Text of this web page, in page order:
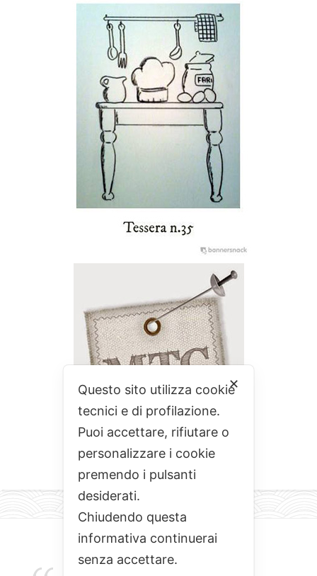
✕
Questo sito utilizza cookie
tecnici e di profilazione.
Puoi accettare, rifiutare o
personalizzare i cookie
premendo i pulsanti
desiderati.
Chiudendo questa
informativa continuerai
senza accettare.